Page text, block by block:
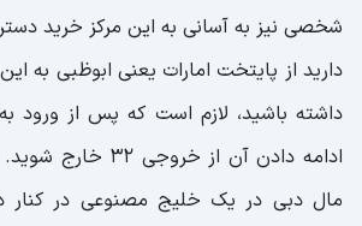
شخصی نیز به آسانی به این مرکز خرید
دارید از پایتخت امارات یعنی ابوظبی به
داشته باشید، لازم است که پس از ورود به
ادامه دادن آن از
مال دبی در یک خلیج مصنوعی در کنار